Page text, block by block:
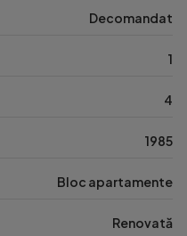
Decomandat
1
4
1985
Bloc apartamente
Renovată